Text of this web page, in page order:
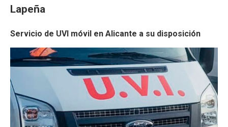
Lapeña
Servicio de UVI móvil en Alicante a su disposición